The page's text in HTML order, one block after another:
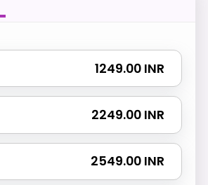
₹ 1249.00 INR
₹ 2249.00 INR
₹ 2549.00 INR